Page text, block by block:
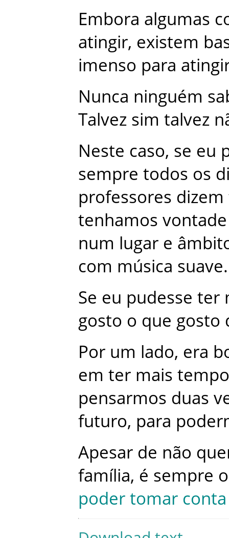
Embora algumas
atingir, existem
imenso para
Nunca ninguém
Talvez sim talvez
Neste caso, se eu
sempre todos os
professores dizem
tenhamos vontade
num lugar e
com música suave.
Se eu pudesse ter
gosto o que gosto
Por um lado, era
em ter mais tempo
pensarmos duas
futuro, para
Apesar de não
família, é sempre o
poder tomar conta